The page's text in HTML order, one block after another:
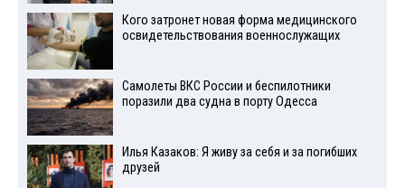
Кого затронет новая форма медицинского
освидетельствования военнослужащих
Самолеты ВКС России и беспилотники
поразили два судна в порту Одесса
Илья Казаков: Я живу за себя и за погибших
друзей